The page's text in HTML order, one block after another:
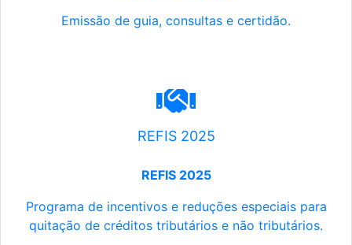
Emissão de guia, consultas e certidão.
REFIS 2025
REFIS 2025
Programa de incentivos e reduções especiais para
quitação de créditos tributários e não tributários.